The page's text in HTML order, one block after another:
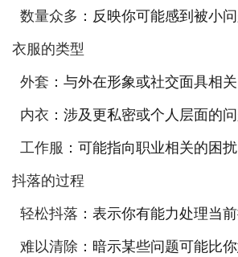
数量众多 ：反映你可能感到被小
衣服的类型
外套 ：与外在形象或社交面具相关
内衣 ：涉及更私密或个人层面的
工作服 ：可能指向职业相关的困扰
抖落的过程
轻松抖落 ：表示你有能力处理当
难以清除 ：暗示某些问题可能比